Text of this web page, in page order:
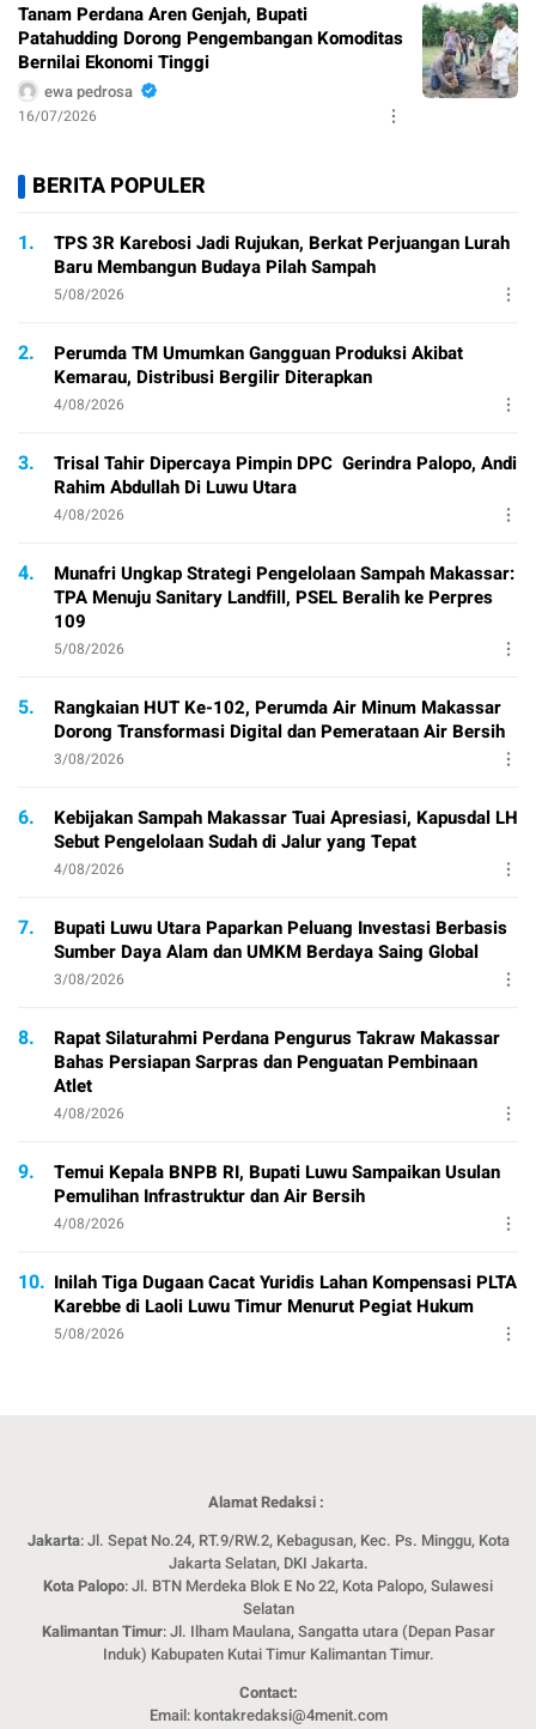
Tanam Perdana Aren Genjah, Bupati
Patahudding Dorong Pengembangan Komoditas
Bernilai Ekonomi Tinggi
ewa pedrosa
16/07/2026
BERITA POPULER
1.
TPS 3R Karebosi Jadi Rujukan, Berkat Perjuangan Lurah
Baru Membangun Budaya Pilah Sampah
5/08/2026
2.
Perumda TM Umumkan Gangguan Produksi Akibat
Kemarau, Distribusi Bergilir Diterapkan
4/08/2026
3.
Trisal Tahir Dipercaya Pimpin DPC Gerindra Palopo, Andi
Rahim Abdullah Di Luwu Utara
4/08/2026
4.
Munafri Ungkap Strategi Pengelolaan Sampah Makassar:
TPA Menuju Sanitary Landfill, PSEL Beralih ke Perpres
109
5/08/2026
5.
Rangkaian HUT Ke-102, Perumda Air Minum Makassar
Dorong Transformasi Digital dan Pemerataan Air Bersih
3/08/2026
6.
Kebijakan Sampah Makassar Tuai Apresiasi, Kapusdal LH
Sebut Pengelolaan Sudah di Jalur yang Tepat
4/08/2026
7.
Bupati Luwu Utara Paparkan Peluang Investasi Berbasis
Sumber Daya Alam dan UMKM Berdaya Saing Global
3/08/2026
8.
Rapat Silaturahmi Perdana Pengurus Takraw Makassar
Bahas Persiapan Sarpras dan Penguatan Pembinaan
Atlet
4/08/2026
9.
Temui Kepala BNPB RI, Bupati Luwu Sampaikan Usulan
Pemulihan Infrastruktur dan Air Bersih
4/08/2026
10. Inilah Tiga Dugaan Cacat Yuridis Lahan Kompensasi PLTA
Karebbe di Laoli Luwu Timur Menurut Pegiat Hukum
5/08/2026
Alamat Redaksi :
Jakarta: Jl. Sepat No.24, RT.9/RW.2, Kebagusan, Kec. Ps. Minggu, Kota
Jakarta Selatan, DKI Jakarta.
Kota Palopo: Jl. BTN Merdeka Blok E No 22, Kota Palopo, Sulawesi
Selatan
Kalimantan Timur: Jl. Ilham Maulana, Sangatta utara (Depan Pasar
Induk) Kabupaten Kutai Timur Kalimantan Timur.
Contact:
Email: kontakredaksi@4menit.com